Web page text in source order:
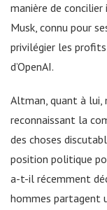
manière de
Musk, connu pour
privilégier les
d’OpenAI.
Altman, quant à
reconnaissant la
des choses
position politique
a-t-il récemment
hommes partagent